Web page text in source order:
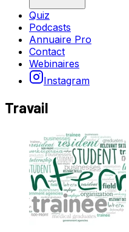
Quiz
Podcasts
Annuaire Pro
Contact
Webinaires
Instagram
Travail